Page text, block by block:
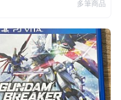
多筆商品